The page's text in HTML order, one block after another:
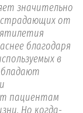
значительно
страдающих от
благодаря
в
пациентам
Но когда-